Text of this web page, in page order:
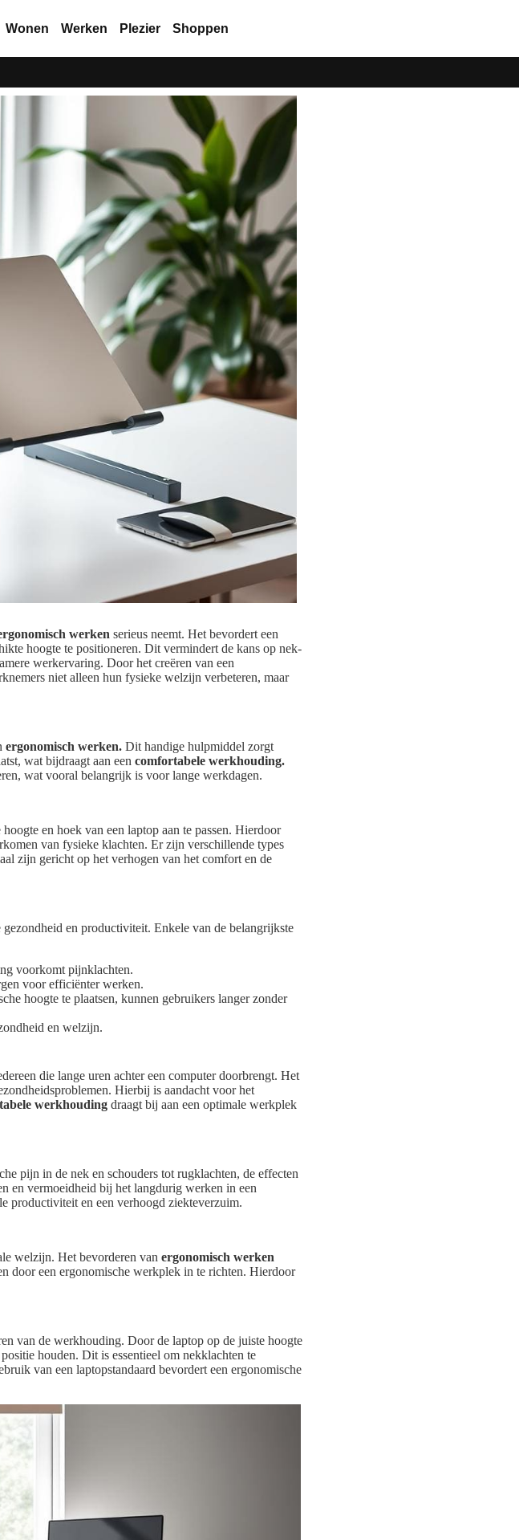
Wonen Werken Plezier Shoppen
werken serieus neemt. Het bevordert een
hoogte te positioneren. Dit vermindert de kans op nek-
werkervaring. Door het creëren van een
niet alleen hun fysieke welzijn verbeteren, maar
ergonomisch werken. Dit handige hulpmiddel zorgt
wat bijdraagt aan een comfortabele werkhouding.
wat vooral belangrijk is voor lange werkdagen.
en hoek van een laptop aan te passen. Hierdoor
van fysieke klachten. Er zijn verschillende types
zijn gericht op het verhogen van het comfort en de
en productiviteit. Enkele van de belangrijkste
voorkomt pijnklachten.
voor efficiënter werken.
hoogte te plaatsen, kunnen gebruikers langer zonder
en welzijn.
die lange uren achter een computer doorbrengt. Het
Hierbij is aandacht voor het
werkhouding draagt bij aan een optimale werkplek
pijn in de nek en schouders tot rugklachten, de effecten
en vermoeidheid bij het langdurig werken in een
productiviteit en een verhoogd ziekteverzuim.
welzijn. Het bevorderen van ergonomisch werken
door een ergonomische werkplek in te richten. Hierdoor
van de werkhouding. Door de laptop op de juiste hoogte
houden. Dit is essentieel om nekklachten te
van een laptopstandaard bevordert een ergonomische